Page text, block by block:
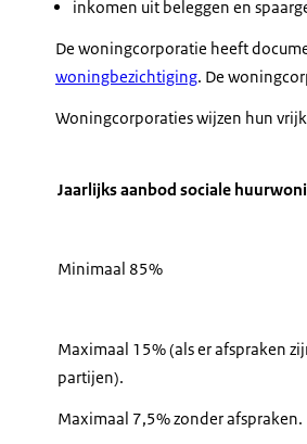
Ziet u een geschikte
Dan kunt u reageren.
De wachttijd voor een
Er zijn gemeenten waar
Dan kan het lang duren
In noodgevallen kunt u
Deze krijgt u van de
Lukt het niet om een
Probeer het dan bij een
(Een stel kijkt naar een
inkomen uit beleggen en
De woningcorporatie heeft
woningbezichtiging. De
Woningcorporaties wijzen hun
Jaarlijks aanbod sociale
Minimaal 85%
Maximaal 15% (als er afspraken
partijen).
Maximaal 7,5% zonder afspraken.